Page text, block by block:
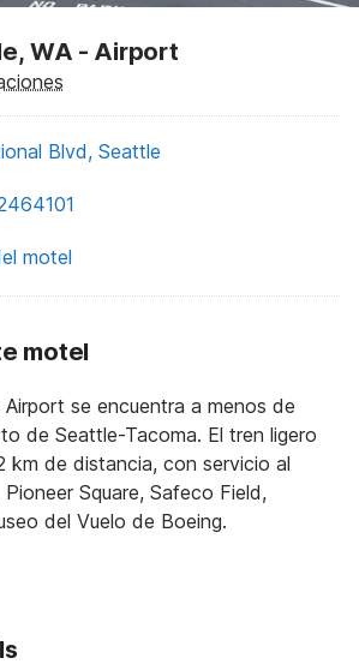
WA - Airport
Blvd, Seattle
motel
motel
se encuentra a menos de
de Seattle-Tacoma. El tren ligero
km de distancia, con servicio al
Square, Safeco Field,
del Vuelo de Boeing.